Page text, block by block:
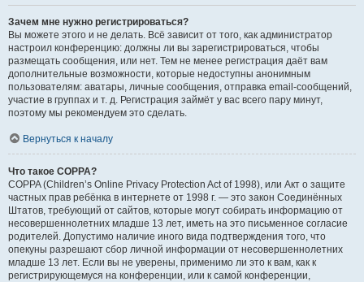
Зачем мне нужно регистрироваться?
Вы можете этого и не делать. Всё зависит от того, как администратор
настроил конференцию: должны ли вы зарегистрироваться, чтобы
размещать сообщения, или нет. Тем не менее регистрация даёт вам
дополнительные возможности, которые недоступны анонимным
пользователям: аватары, личные сообщения, отправка email-сообщений,
участие в группах и т. д. Регистрация займёт у вас всего пару минут,
поэтому мы рекомендуем это сделать.
Вернуться к началу
Что такое COPPA?
COPPA (Children’s Online Privacy Protection Act of 1998), или Акт о защите
частных прав ребёнка в интернете от 1998 г. — это закон Соединённых
Штатов, требующий от сайтов, которые могут собирать информацию от
несовершеннолетних младше 13 лет, иметь на это письменное согласие
родителей. Допустимо наличие иного вида подтверждения того, что
опекуны разрешают сбор личной информации от несовершеннолетних
младше 13 лет. Если вы не уверены, применимо ли это к вам, как к
регистрирующемуся на конференции, или к самой конференции,